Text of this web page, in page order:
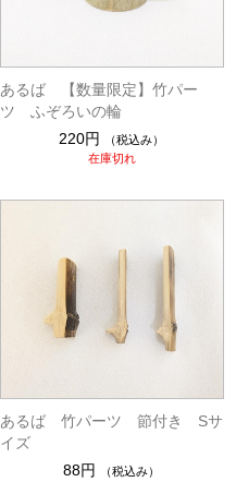
あるば 【数量限定】竹パー
ツ ふぞろいの輪
220円
（税込み）
在庫切れ
あるば 竹パーツ 節付き Sサ
イズ
88円
（税込み）